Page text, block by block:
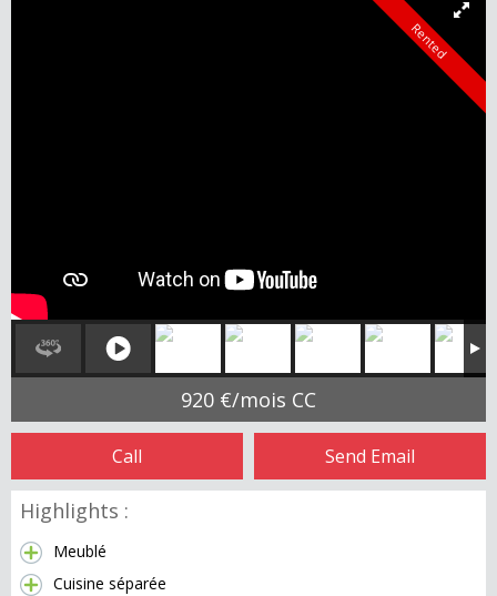
Rented
920 €/mois CC
Call Send Email
Highlights :
Meublé
Cuisine séparée